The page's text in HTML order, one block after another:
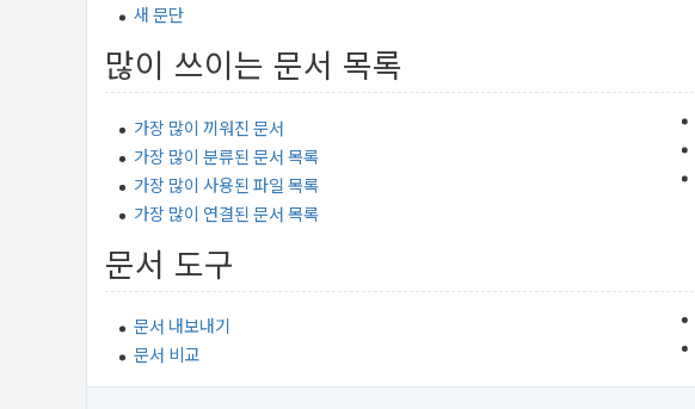
새 문단
많이 쓰이는 문서 목록
가장 많이 끼워진 문서
가장 많이 분류된 문서 목록
가장 많이 사용된 파일 목록
가장 많이 연결된 문서 목록
문서 도구
문서 내보내기
문서 비교